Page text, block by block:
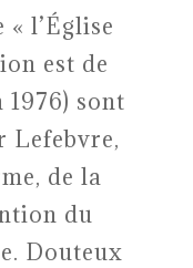
« l’Église
est de
sont
Lefebvre,
de la
du
Douteux